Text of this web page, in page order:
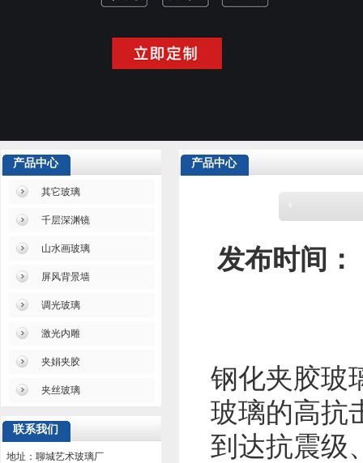
产品中心
其它玻璃
千层深渊镜
山水画玻璃
屏风背景墙
调光玻璃
激光内雕
夹娟夹胶
夹丝玻璃
联系我们
地址：聊城艺术玻璃厂
产品中心
发布时间：
钢化夹胶玻
玻璃的高抗
到达抗震级